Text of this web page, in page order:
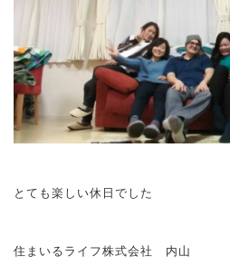
とても楽しい休日でした
住まいるライフ株式会社 内山